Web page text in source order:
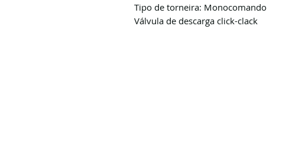
Tipo de torneira: Monocomando
Válvula de descarga click-clack